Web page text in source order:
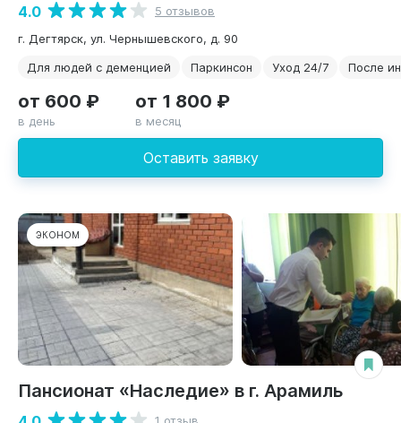
4.0
5 отзывов
г. Дегтярск, ул. Чернышевского, д. 90
Для людей с деменцией
Паркинсон Уход 24/7 После
Оставить заявку
от 600 ₽
в день
от 1 800 ₽
в месяц
ЭКОНОМ
Пансионат «Наследие» в г. Арамиль
1 отзыв